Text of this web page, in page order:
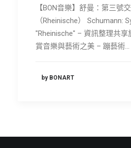
【BON音樂】舒曼：第三號
（Rheinische） Schumann:
"Rheinische" – 資訊整理共
賞音樂與藝術之美 – 蹦藝術…
by BONART